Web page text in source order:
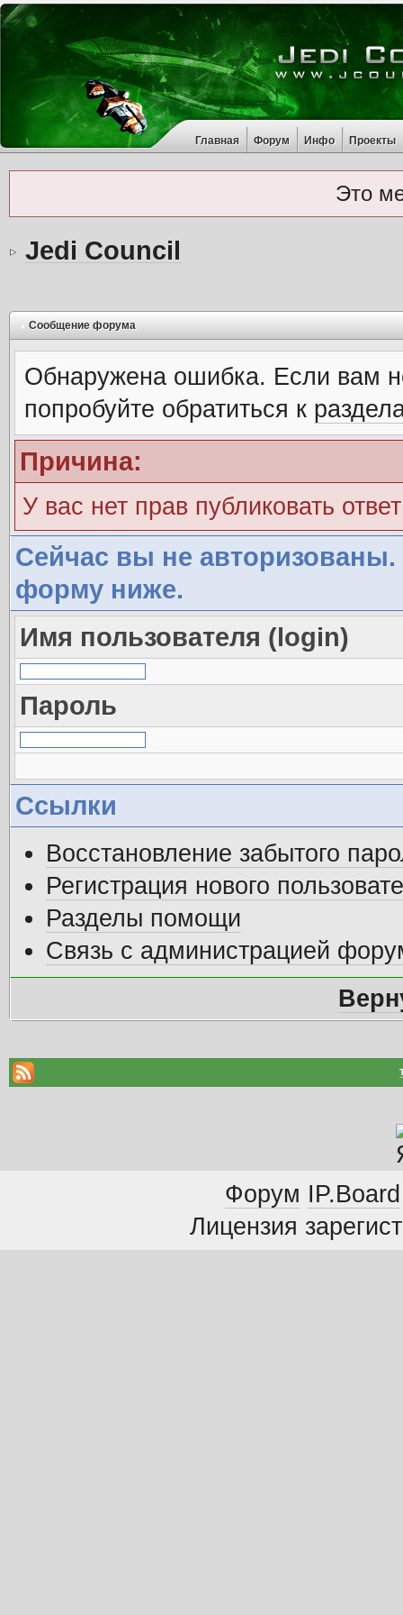
Главная Форум Инфо Проекты
Это
Jedi Council
Сообщение форума
Обнаружена ошибка. Если вам
попробуйте обратиться к
Причина:
У вас нет прав публиковать
Сейчас вы не авторизованы.
форму ниже.
Имя пользователя (login)
Пароль
Ссылки
Восстановление забытого
Регистрация нового
Разделы помощи
Связь с администрацией
Форум IP.Board
Лицензия